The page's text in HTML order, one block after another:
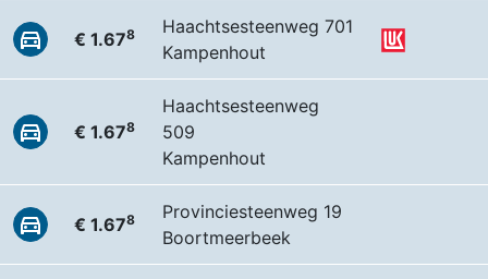
€ 1.678
Haachtsesteenweg 701
Kampenhout
€ 1.678
Haachtsesteenweg
509
Kampenhout
€ 1.678
Provinciesteenweg 19
Boortmeerbeek